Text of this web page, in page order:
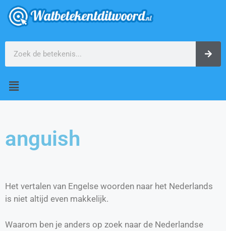
anguish
Het vertalen van Engelse woorden naar het Nederlands
is niet altijd even makkelijk.
Waarom ben je anders op zoek naar de Nederlandse